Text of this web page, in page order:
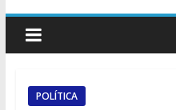
el 11 de noviembre
POLÍTICA